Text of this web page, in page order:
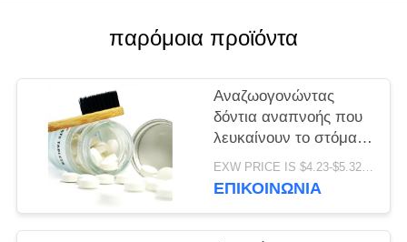
ΠΟΛΙΤΙΚΉ
ΜΥΣΤΙΚΌΤΗΤΑΣ
παρόμοια προϊόντα
Αναζωογονώντας
δόντια αναπνοής που
λευκαίνουν το στόμα
ταμπλετών που
καθαρίζει τη στερεά
EXW PRICE IS $4.23-$5.32/BOTTLE MOQ:100000pcs
ΕΠΙΚΟΙΝΩΝΊΑ